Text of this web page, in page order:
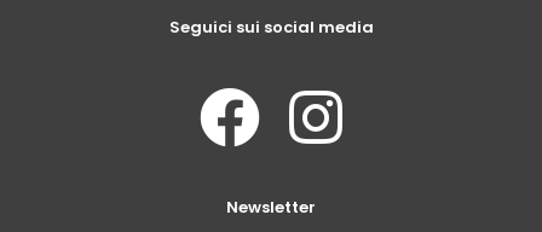
Seguici sui social media
Newsletter